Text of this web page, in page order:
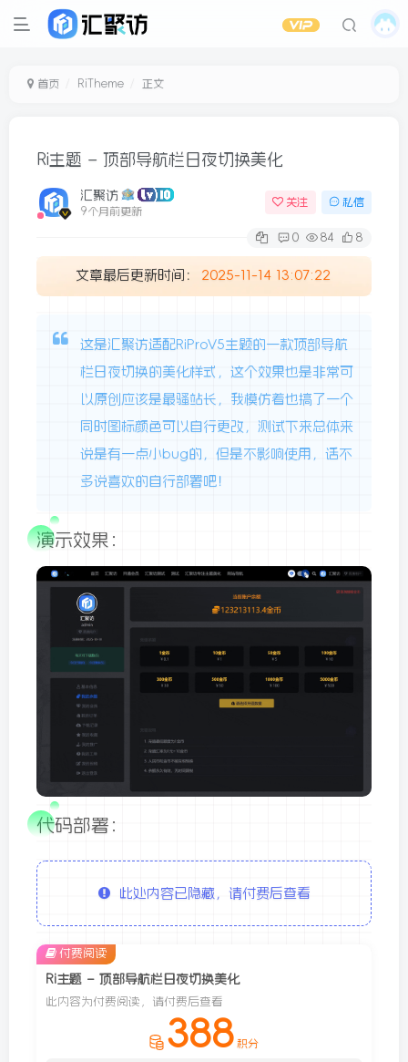
首页 RiTheme 正文
Ri主题 – 顶部导航栏日夜切换美化
汇聚访
9个月前更新
关注 私信
0 84 8
文章最后更新时间： 2025-11-14 13:07:22
这是汇聚访适配RiProV5主题的一款顶部导航
栏日夜切换的美化样式，这个效果也是非常可
以原创应该是最骚站长，我模仿着也搞了一个
同时图标颜色可以自行更改，测试下来总体来
说是有一点小bug的，但是不影响使用，话不
多说喜欢的自行部署吧！
演示效果：
代码部署：
此处内容已隐藏，请付费后查看
Ri主题 – 顶部导航栏日夜切换美化
此内容为付费阅读，请付费后查看
388 积分
付费阅读